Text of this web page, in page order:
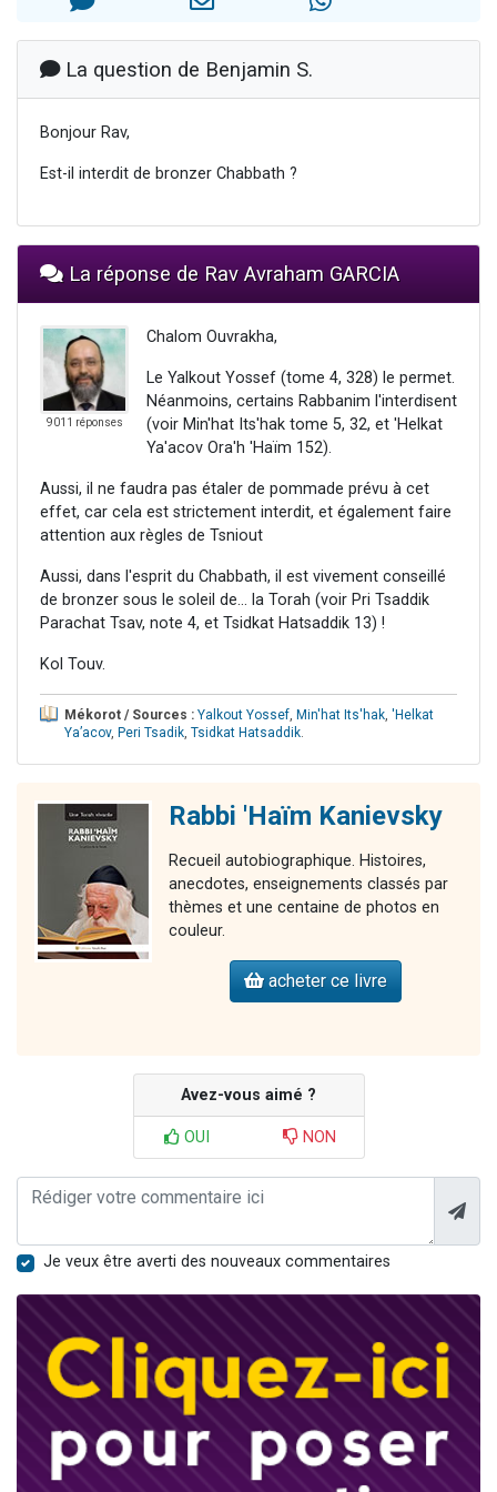
Odaya vient de donner son Maasser
La question de Benjamin S.
Bonjour Rav,
Est-il interdit de bronzer Chabbath ?
La réponse de Rav Avraham GARCIA
9011 réponses
Chalom Ouvrakha,
Le Yalkout Yossef (tome 4, 328) le permet.
Néanmoins, certains Rabbanim l'interdisent
(voir Min'hat Its'hak tome 5, 32, et 'Helkat
Ya'acov Ora'h 'Haïm 152).
Aussi, il ne faudra pas étaler de pommade prévu à cet
effet, car cela est strictement interdit, et également faire
attention aux règles de Tsniout
Aussi, dans l'esprit du Chabbath, il est vivement conseillé
de bronzer sous le soleil de... la Torah (voir Pri Tsaddik
Parachat Tsav, note 4, et Tsidkat Hatsaddik 13) !
Kol Touv.
Mékorot / Sources : Yalkout Yossef, Min'hat Its'hak, 'Helkat
Ya’acov, Peri Tsadik, Tsidkat Hatsaddik.
Rabbi 'Haïm Kanievsky
Recueil autobiographique. Histoires,
anecdotes, enseignements classés par
thèmes et une centaine de photos en
couleur.
acheter ce livre
Avez-vous aimé ?
OUI NON
Je veux être averti des nouveaux commentaires